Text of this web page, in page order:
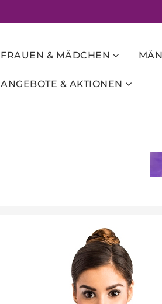
FRAUEN & MÄDCHEN
ANGEBOTE & AKTIONEN